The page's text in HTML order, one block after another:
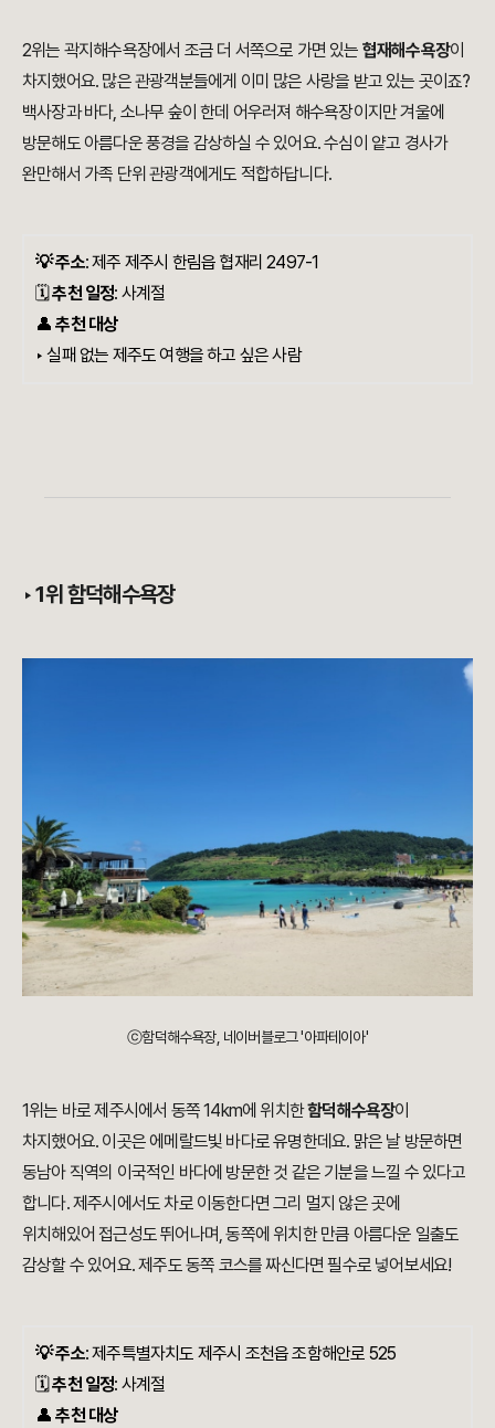
2위는 곽지해수욕장에서 조금 더 서쪽으로 가면 있는 협재해수욕장이
차지했어요. 많은 관광객분들에게 이미 많은 사랑을 받고 있는 곳이죠?
백사장과 바다, 소나무 숲이 한데 어우러져 해수욕장이지만 겨울에
방문해도 아름다운 풍경을 감상하실 수 있어요. 수심이 얕고 경사가
완만해서 가족 단위 관광객에게도 적합하답니다.
💡 주소:제주 제주시 한림읍 협재리 2497-1
🗓️추천 일정: 사계절
👤추천 대상
‣ 실패 없는 제주도 여행을 하고 싶은 사람
‣ 1위 함덕해수욕장
ⓒ함덕해수욕장, 네이버블로그 '아파테이아'
1위는 바로 제주시에서 동쪽 14km에 위치한함덕해수욕장이
차지했어요. 이곳은 에메랄드빛 바다로 유명한데요. 맑은 날 방문하면
동남아 직역의 이국적인 바다에 방문한 것 같은 기분을 느낄 수 있다고
합니다. 제주시에서도 차로 이동한다면 그리 멀지 않은 곳에
위치해있어 접근성도 뛰어나며, 동쪽에 위치한 만큼 아름다운 일출도
감상할 수 있어요. 제주도 동쪽 코스를 짜신다면 필수로 넣어보세요!
💡 주소:제주특별자치도 제주시 조천읍 조함해안로 525
🗓️추천 일정: 사계절
👤추천 대상